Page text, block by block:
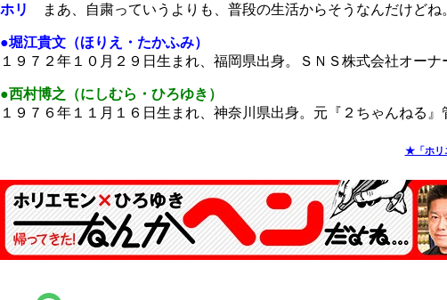
ホリ まあ、自粛っていうよりも、普段の生活からそうなんだけどね
●堀江貴文（ほりえ・たかふみ）
１９７２年１０月２９日生まれ、福岡県出身。ＳＮＳ株式会社オー
●西村博之（にしむら・ひろゆき）
１９７６年１１月１６日生まれ、神奈川県出身。元『２ちゃんねる
★「ホリ